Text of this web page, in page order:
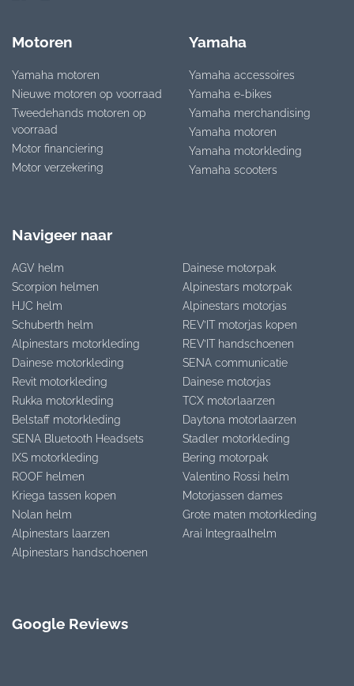
Motoren
Yamaha motoren
Nieuwe motoren op voorraad
Tweedehands motoren op
voorraad
Motor financiering
Motor verzekering
Yamaha
Yamaha accessoires
Yamaha e-bikes
Yamaha merchandising
Yamaha motoren
Yamaha motorkleding
Yamaha scooters
Navigeer naar
AGV helm
Scorpion helmen
HJC helm
Schuberth helm
Alpinestars motorkleding
Dainese motorkleding
Revit motorkleding
Rukka motorkleding
Belstaff motorkleding
SENA Bluetooth Headsets
IXS motorkleding
ROOF helmen
Kriega tassen kopen
Nolan helm
Alpinestars laarzen
Alpinestars handschoenen
Dainese motorpak
Alpinestars motorpak
Alpinestars motorjas
REV’IT motorjas kopen
REV’IT handschoenen
SENA communicatie
Dainese motorjas
TCX motorlaarzen
Daytona motorlaarzen
Stadler motorkleding
Bering motorpak
Valentino Rossi helm
Motorjassen dames
Grote maten motorkleding
Arai Integraalhelm
Google Reviews